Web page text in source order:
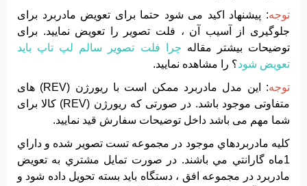
توجه: پیشنهاد اکید می شود حتما برای تعویض مادربرد برای
جلوگیری از آسیب آن ، فلت تصویر را تعویض نمایید. برای
توضیحات بیشتر مقاله چرا فلت تصویر سالم لپ تاپ باید
تعویض شود؟ را مشاهده نمایید.
توجه
: این مدل مادربرد ممکن است با ریورژن (REV) های
متفاوتی موجود باشد. در صورتی که ریورژن (REV) کالا برای
شما مهم می باشد داخل توضیحات سفارش قید نمایید.
کليه مادربردهاي موجود در مجموعه تست تصوير شده و داراي
1ماه گارانتي مي باشند. در صورت تمايل مشتري به تعويض
مادربرد در مجموعه افق ، دستگاه بايد بسته تحويل داده شود و